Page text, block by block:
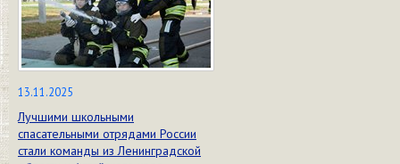
13.11.2025
Лучшими школьными
спасательными отрядами России
стали команды из Ленинградской